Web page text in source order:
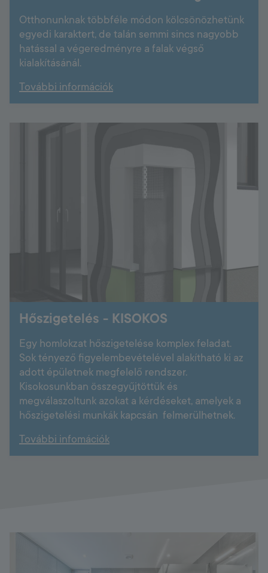
Otthonunknak többféle módon kölcsönözhetünk
egyedi karaktert, de talán semmi sincs nagyobb
hatással a végeredményre a falak végső
kialakításánál.
További információk
Hőszigetelés - KISOKOS
Egy homlokzat hőszigetelése komplex feladat.
Sok tényező figyelembevételével alakítható ki az
adott épületnek megfelelő rendszer.
Kisokosunkban összegyűjtöttük és
megválaszoltunk azokat a kérdéseket, amelyek a
hőszigetelési munkák kapcsán felmerülhetnek.
További infomációk